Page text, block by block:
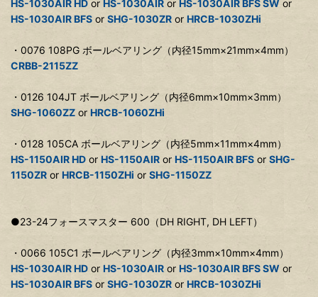
HS-1030AIR HD or HS-1030AIR or HS-1030AIR BFS SW or
HS-1030AIR BFS or SHG-1030ZR or HRCB-1030ZHi
・0076 108PG ボールベアリング（内径15mm×21mm×4mm）
CRBB-2115ZZ
・0126 104JT ボールベアリング（内径6mm×10mm×3mm）
SHG-1060ZZ or HRCB-1060ZHi
・0128 105CA ボールベアリング（内径5mm×11mm×4mm）
HS-1150AIR HD or HS-1150AIR or HS-1150AIR BFS or SHG-
1150ZR or HRCB-1150ZHi or SHG-1150ZZ
●23-24フォースマスター 600（DH RIGHT, DH LEFT）
・0066 105C1 ボールベアリング（内径3mm×10mm×4mm）
HS-1030AIR HD or HS-1030AIR or HS-1030AIR BFS SW or
HS-1030AIR BFS or SHG-1030ZR or HRCB-1030ZHi